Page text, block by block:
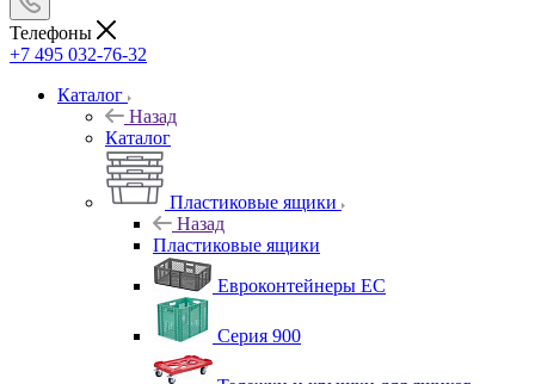
Телефоны
+7 495 032-76-32
Каталог
Назад
Каталог
Пластиковые ящики
Назад
Пластиковые ящики
Евроконтейнеры ЕС
Серия 900